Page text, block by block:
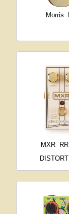
Morris
MXR